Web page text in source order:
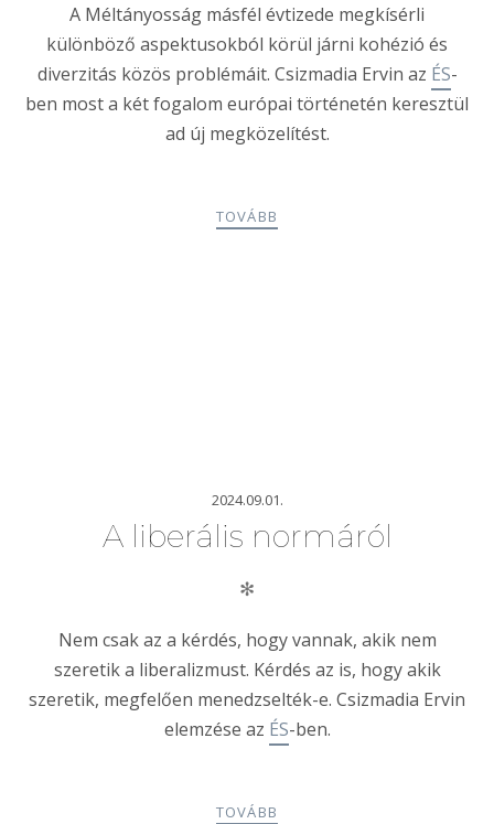
A Méltányosság másfél évtizede megkísérli
különböző aspektusokból körül járni kohézió és
diverzitás közös problémáit. Csizmadia Ervin az ÉS-
ben most a két fogalom európai történetén keresztül
ad új megközelítést.
TOVÁBB
2024.09.01.
A liberális normáról
✻
Nem csak az a kérdés, hogy vannak, akik nem
szeretik a liberalizmust. Kérdés az is, hogy akik
szeretik, megfelően menedzselték-e. Csizmadia Ervin
elemzése az ÉS-ben.
TOVÁBB